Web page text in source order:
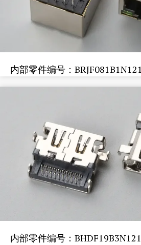
内部零件编号：
内部零件编号：